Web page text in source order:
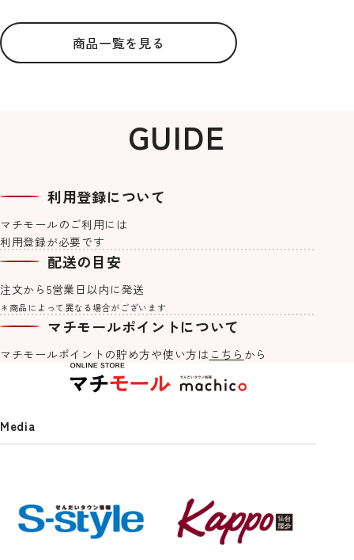
商品一覧を見る
machicoオリジナルブレンド #Re
Lifeご自愛ハーブティー 3種セット
¥2,400(税込)
machicoオリジナル一覧を見る
宮城気仙沼加工 3種の鮪を使った
ネギトロ 1kg(500g×2PC）
¥3,980(税込)
4,860(税込) ¥ 3,882
せんだいタウン情報S-style 8月号
（2026年）
¥770(税込)
770(税込) ¥8,400(税込)
紙でできた軽くて丈夫なアクセサ
リー「kamimi」仙台七夕edition
《夏の大三角》
¥4,500(税込)
リー「kamimi」仙台七夕edition
《夏菊》
4,500(税込)
GUIDE
利用登録について
マチモールのご利用には
利用登録が必要です
配送の目安
注文から5営業日以内に発送
＊商品によって異なる場合がございます
マチモールポイントについて
マチモールポイントの貯め方や使い方は こちら から
Media